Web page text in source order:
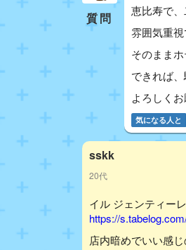
質問
恵比寿で
雰囲気重
そのまま
できれば
よろしく
気になる人と
sskk
20代
イル ジェンティー
https://
店内暗めでいい感